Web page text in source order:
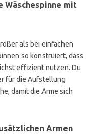
Wäschespinne mit
als bei einfachen
so konstruiert, dass
effizient nutzen. Du
für die Aufstellung
damit die Arme sich
Armen